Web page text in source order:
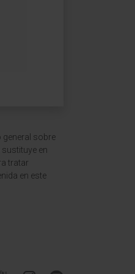
general sobre
en
tratar
en este